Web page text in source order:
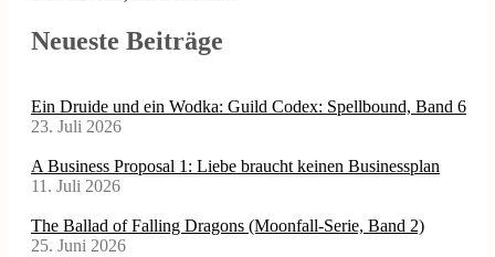
Neueste Beiträge
Ein Druide und ein Wodka: Guild Codex: Spellbound, Band 6
23. Juli 2026
A Business Proposal 1: Liebe braucht keinen Businessplan
11. Juli 2026
The Ballad of Falling Dragons (Moonfall-Serie, Band 2)
25. Juni 2026